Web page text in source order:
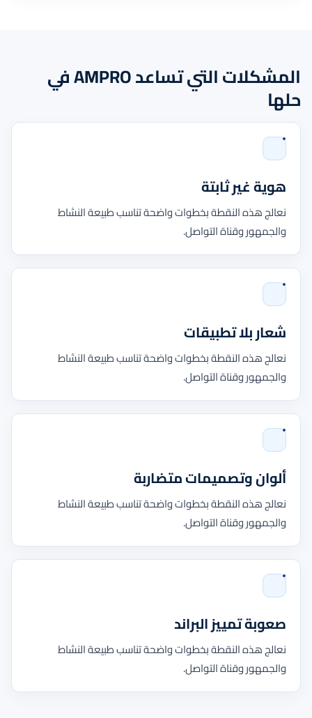
المشكلات التي تساعد AMPRO في
حلها
هوية غير ثابتة
نعالج هذه النقطة بخطوات واضحة تناسب طبيعة النشاط
والجمهور وقناة التواصل.
شعار بلا تطبيقات
نعالج هذه النقطة بخطوات واضحة تناسب طبيعة النشاط
والجمهور وقناة التواصل.
ألوان وتصميمات متضاربة
نعالج هذه النقطة بخطوات واضحة تناسب طبيعة النشاط
والجمهور وقناة التواصل.
صعوبة تمييز البراند
نعالج هذه النقطة بخطوات واضحة تناسب طبيعة النشاط
والجمهور وقناة التواصل.